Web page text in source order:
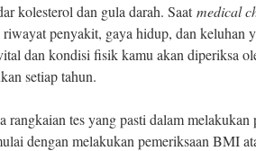
kolesterol dan gula darah. Saatmedical
riwayat penyakit, gaya hidup, dan keluhan
dan kondisi fisik kamu akan diperiksa
setiap tahun.
rangkaian tes yang pasti dalam
dengan melakukan pemeriksaan BMI